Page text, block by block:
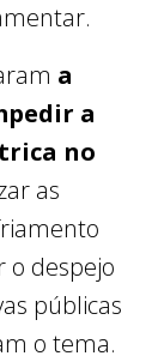
a
a
no
as
o despejo
públicas
o tema.